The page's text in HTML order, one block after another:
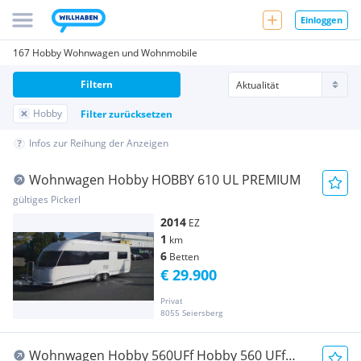
Einloggen
167 Hobby Wohnwagen und Wohnmobile
Hobby Filter zurücksetzen
Filtern
Infos zur Reihung der Anzeigen
Wohnwagen Hobby HOBBY 610 UL PREMIUM
gültiges Pickerl
2014 EZ
1 km
6 Betten
Privat
8055 Seiersberg
€ 29.900
Wohnwagen Hobby 560UFf Hobby 560 UFf